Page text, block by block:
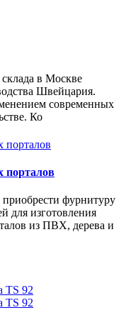
в Москве
Швейцария.
современных
Ко
порталов
фурнитуру
для изготовления
из ПВХ, дерева и